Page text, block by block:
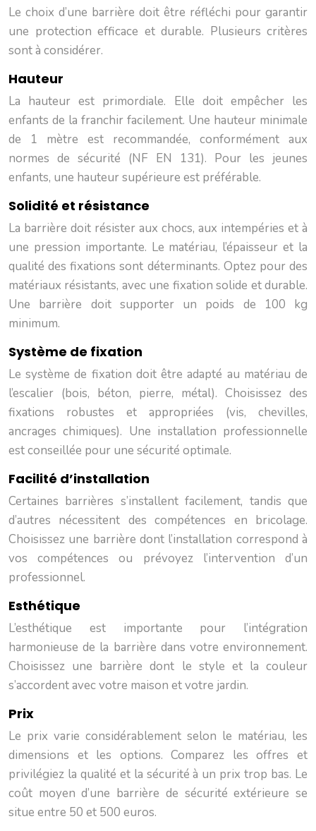
Le choix d’une barrière doit être réfléchi pour garantir
une protection efficace et durable. Plusieurs critères
sont à considérer.
Hauteur
La hauteur est primordiale. Elle doit empêcher les
enfants de la franchir facilement. Une hauteur minimale
de 1 mètre est recommandée, conformément aux
normes de sécurité (NF EN 131). Pour les jeunes
enfants, une hauteur supérieure est préférable.
Solidité et résistance
La barrière doit résister aux chocs, aux intempéries et à
une pression importante. Le matériau, l’épaisseur et la
qualité des fixations sont déterminants. Optez pour des
matériaux résistants, avec une fixation solide et durable.
Une barrière doit supporter un poids de 100 kg
minimum.
Système de fixation
Le système de fixation doit être adapté au matériau de
l’escalier (bois, béton, pierre, métal). Choisissez des
fixations robustes et appropriées (vis, chevilles,
ancrages chimiques). Une installation professionnelle
est conseillée pour une sécurité optimale.
Facilité d’installation
Certaines barrières s’installent facilement, tandis que
d’autres nécessitent des compétences en bricolage.
Choisissez une barrière dont l’installation correspond à
vos compétences ou prévoyez l’intervention d’un
professionnel.
Esthétique
L’esthétique est importante pour l’intégration
harmonieuse de la barrière dans votre environnement.
Choisissez une barrière dont le style et la couleur
s’accordent avec votre maison et votre jardin.
Prix
Le prix varie considérablement selon le matériau, les
dimensions et les options. Comparez les offres et
privilégiez la qualité et la sécurité à un prix trop bas. Le
coût moyen d’une barrière de sécurité extérieure se
situe entre 50 et 500 euros.